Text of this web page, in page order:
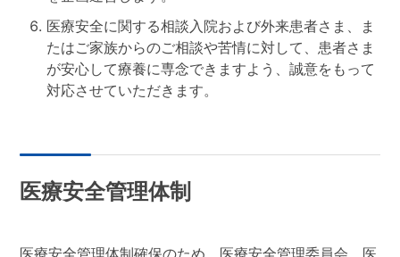
医療安全に関する相談入院および外来患者さま、ま
たはご家族からのご相談や苦情に対して、患者さま
が安心して療養に専念できますよう、誠意をもって
対応させていただきます。
医療安全管理体制
医療安全管理体制確保のため、医療安全管理委員会、医